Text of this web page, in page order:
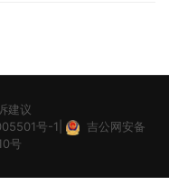
建议
号-1
吉公网安备
号